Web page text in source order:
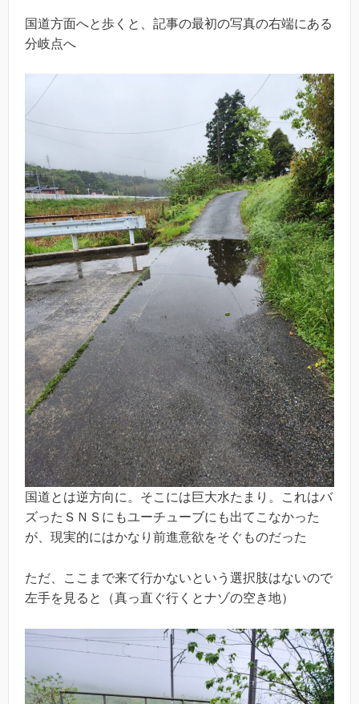
国道方面へと歩くと、記事の最初の写真の右端にある
分岐点へ
国道とは逆方向に。そこには巨大水たまり。これはバ
ズったＳＮＳにもユーチューブにも出てこなかった
が、現実的にはかなり前進意欲をそぐものだった
ただ、ここまで来て行かないという選択肢はないので
左手を見ると（真っ直ぐ行くとナゾの空き地）